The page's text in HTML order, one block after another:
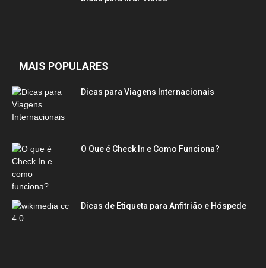
MAIS POPULARES
Dicas para Viagens Internacionais
O Que é Check In e Como Funciona?
Dicas de Etiqueta para Anfitrião e Hóspede